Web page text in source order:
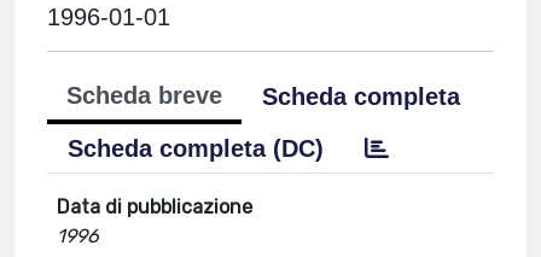
1996-01-01
Scheda breve
Scheda completa
Scheda completa (DC)
Data di pubblicazione
1996